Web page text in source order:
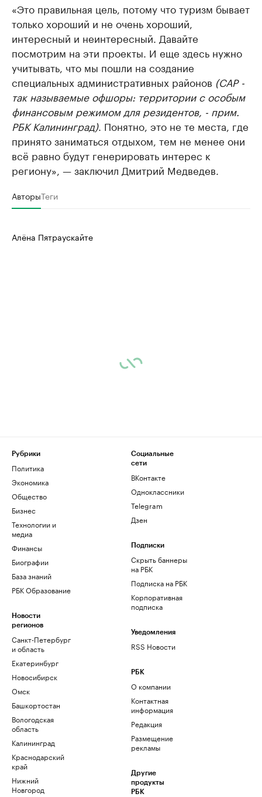
«Это правильная цель, потому что туризм бывает
только хороший и не очень хороший,
интересный и неинтересный. Давайте
посмотрим на эти проекты. И еще здесь нужно
учитывать, что мы пошли на создание
специальных административных районов (САР -
так называемые офшоры: территории с особым
финансовым режимом для резидентов, - прим.
РБК Калининград). Понятно, это не те места, где
принято заниматься отдыхом, тем не менее они
всё равно будут генерировать интерес к
региону», — заключил Дмитрий Медведев.
АвторыТеги
Алёна Пятраускайте
Рубрики
Политика
Экономика
Общество
Бизнес
Технологии и
медиа
Финансы
Биографии
База знаний
РБК Образование
Новости
регионов
Санкт-Петербург
и область
Екатеринбург
Новосибирск
Омск
Башкортостан
Вологодская
область
Калининград
Краснодарский
край
Нижний
Новгород
Социальные
сети
ВКонтакте
Одноклассники
Telegram
Дзен
Подписки
Скрыть баннеры
на РБК
Подписка на РБК
Корпоративная
подписка
Уведомления
RSS Новости
РБК
О компании
Контактная
информация
Редакция
Размещение
рекламы
Другие
продукты
РБК